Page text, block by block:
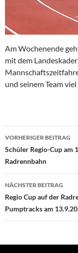
Am Wochenende
mit dem
und seinem Team
VORHERIGER BEITRAG
Schüler Regio-Cup am
Radrennbahn
NÄCHSTER BEITRAG
Regio Cup auf der
Pumptracks am